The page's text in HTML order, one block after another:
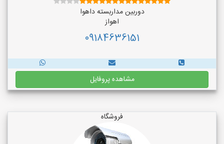
دوربین مداربسته داهوا
اهواز
09184636151
مشاهده پروفایل
فروشگاه